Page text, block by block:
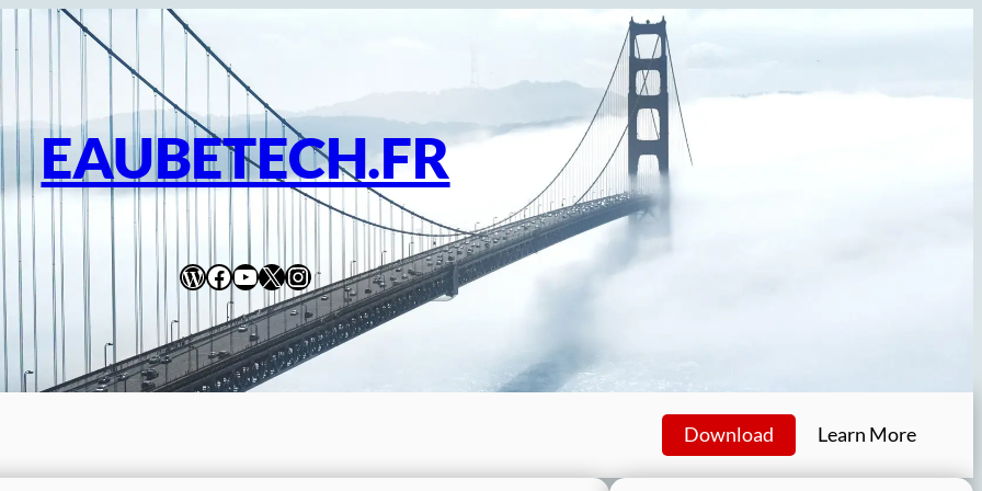
EAUBETECH.FR
WordPress
Facebook
YouTube
X Instagram
Download Learn More